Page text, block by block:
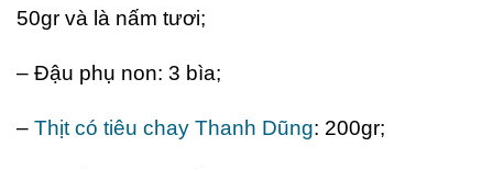
50gr và là nấm tươi;
– Đậu phụ non: 3 bìa;
– Thịt có tiêu chay Thanh Dũng: 200gr;